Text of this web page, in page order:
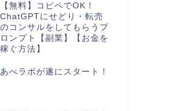
【無料】コピペでOK！
ChatGPTにせどり・転売
のコンサルをしてもらうプ
ロンプト【副業】【お金を
稼ぐ方法】
あべラボが遂にスタート！